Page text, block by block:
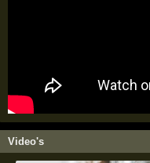
Video's